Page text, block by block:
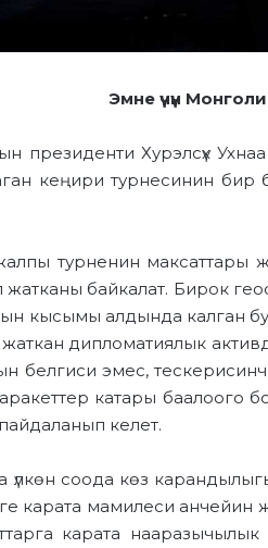
Эмне үчүн
президенти Хурэлсүх Ухнаа
кеңири турнесинин бир
турненин максаттары
жатканы байкалат. Бирок
кысымы алдында калган
жаткан дипломатиялык
белгиси эмес,
аракеттер катары баалоого
пайдаланып келет.
үлкөн соода көз карандылы
карата мамилеси анчейин
карата нааразычылык